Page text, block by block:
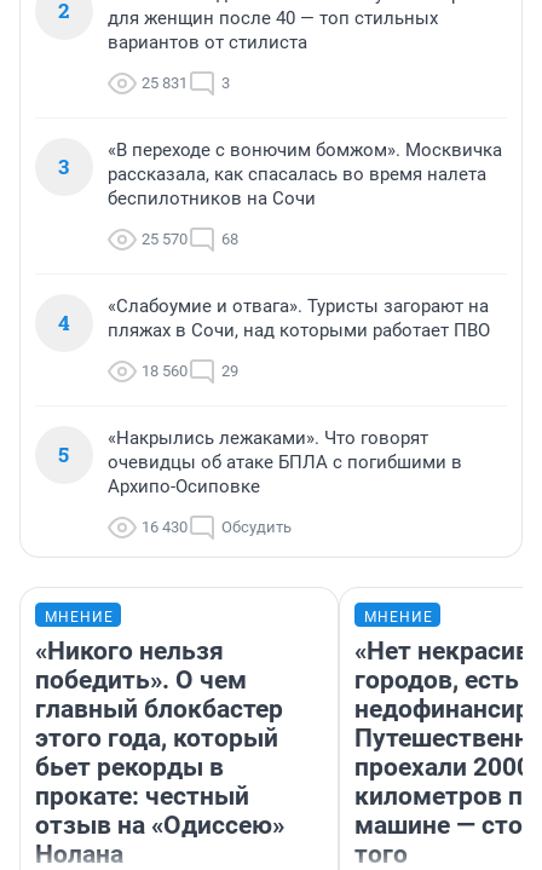
2
для женщин после 40 — топ стильных
вариантов от стилиста
25 831 3
3
«В переходе с вонючим бомжом». Москвичка
рассказала, как спасалась во время налета
беспилотников на Сочи
25 570 68
4
«Слабоумие и отвага». Туристы загорают на
пляжах в Сочи, над которыми работает ПВО
18 560 29
5
«Накрылись лежаками». Что говорят
очевидцы об атаке БПЛА с погибшими в
Архипо-Осиповке
16 430 Обсудить
МНЕНИЕ
«Никого нельзя
победить». О чем
главный блокбастер
этого года, который
бьет рекорды в
прокате: честный
отзыв на «Одиссею»
Нолана
МНЕНИЕ
«Нет
городов, есть
проехали 2000
километров по
машине —
того